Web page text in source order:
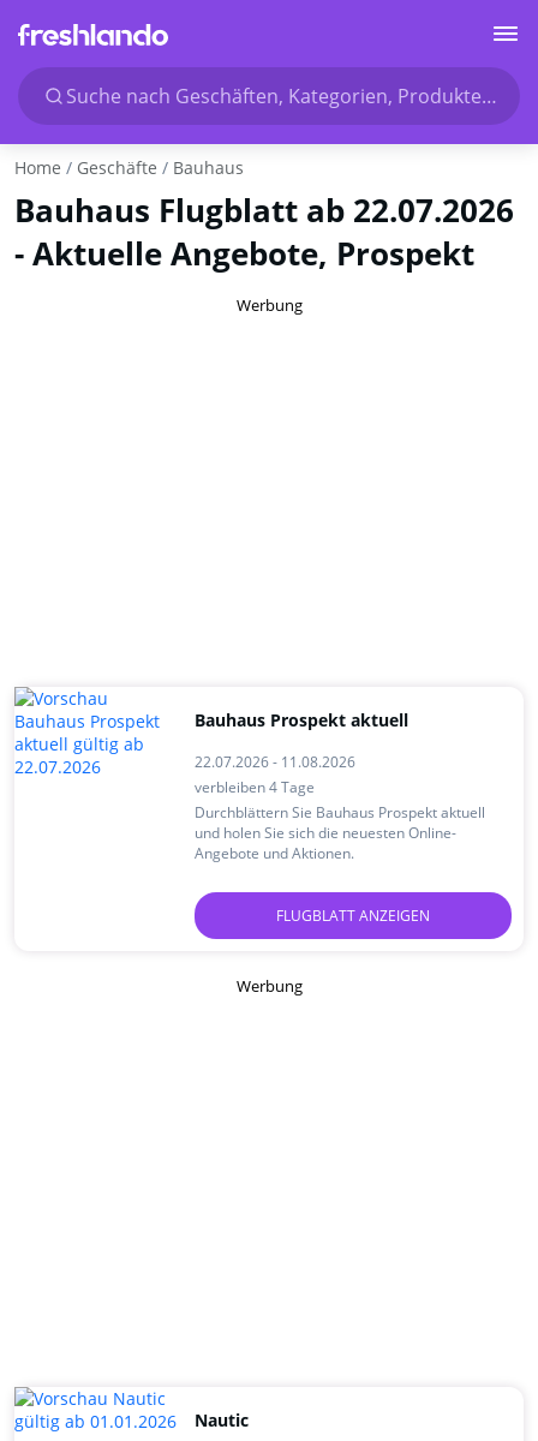
Suche nach Geschäften, Kategorien, Produkten...
Home Geschäfte Bauhaus
Bauhaus Flugblatt ab 22.07.2026
- Aktuelle Angebote, Prospekt
Werbung
Bauhaus Prospekt aktuell
22.07.2026 - 11.08.2026
verbleiben 4 Tage
Durchblättern Sie Bauhaus Prospekt aktuell
und holen Sie sich die neuesten Online-
Angebote und Aktionen.
FLUGBLATT ANZEIGEN
Werbung
Nautic